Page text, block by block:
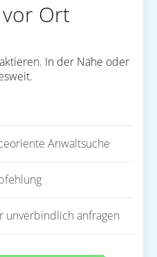
Ort
In der Nähe oder
Anwaltsuche
unverbindlich anfragen